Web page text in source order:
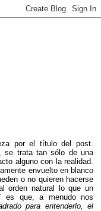
por el título del post.
se trata tan sólo de una
alguno con la realidad.
envuelto en blanco
o no quieren hacerse
orden natural lo que un
es que, a menudo nos
para entenderlo, el